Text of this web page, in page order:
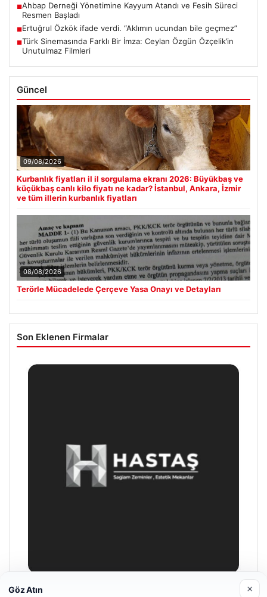
■Ahbap Derneği Yönetimine Kayyum Atandı ve Fesih Süreci
Resmen Başladı
■Ertuğrul Özkök ifade verdi. “Aklımın ucundan bile geçmez”
■Türk Sinemasında Farklı Bir İmza: Ceylan Özgün Özçelik’in
Unutulmaz Filmleri
Güncel
09/08/2026
Kurbanlık fiyatları il il sorgulama ekranı 2026: Büyükbaş ve
küçükbaş canlı kilo fiyatı ne kadar? İstanbul, Ankara, İzmir
ve tüm illerin kurbanlık fiyatları
08/08/2026
Terörle Mücadelede Çerçeve Yasa Onayı ve Detayları
Son Eklenen Firmalar
Göz Atın ×